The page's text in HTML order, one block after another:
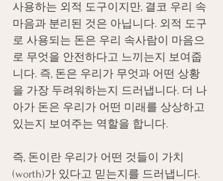
사용하는 외적 도구이지만, 결코 우리 속
마음과 분리된 것은 아닙니다. 외적 도구
로 사용되는 돈은 우리 속사람이 마음으
로 무엇을 안전하다고 느끼는지 보여줍
니다. 즉, 돈은 우리가 무엇과 어떤 상황
을 가장 두려워하는지 드러냅니다. 더 나
아가 돈은 우리가 어떤 미래를 상상하고
있는지 보여주는 역할을 합니다.
즉, 돈이란 우리가 어떤 것들이 가치
(worth)가 있다고 믿는지를 드러냅니다.